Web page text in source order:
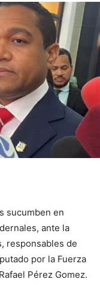
sucumben en
ante la
responsables de
por la Fuerza
Pérez Gomez.